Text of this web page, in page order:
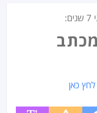
7 שנים :
מכתב
לחץ כאן